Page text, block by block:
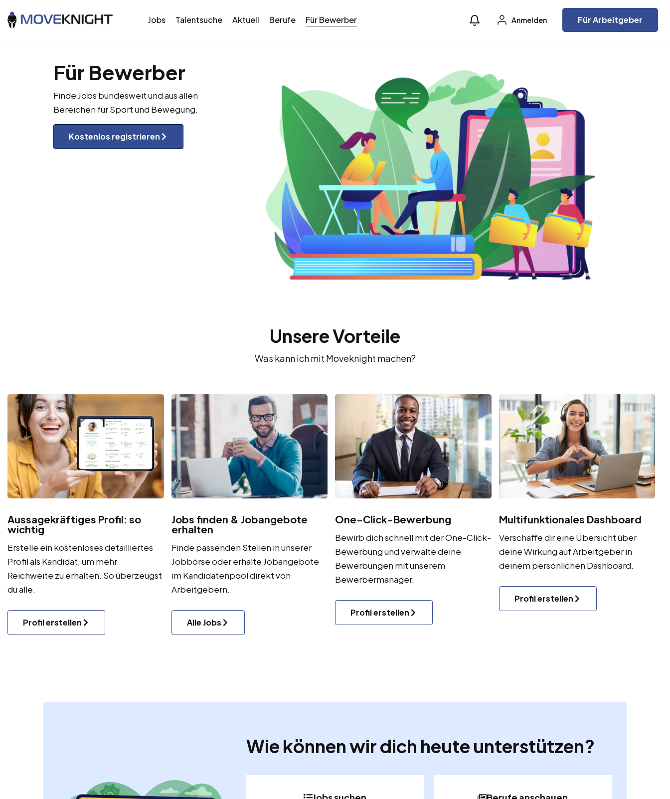
Jobs Talentsuche Aktuell Berufe Für Bewerber Anmelden Für Arbeitgeber
Für Bewerber
Finde Jobs bundesweit und aus allen
Bereichen für Sport und Bewegung.
Kostenlos registrieren
Unsere Vorteile
Was kann ich mit Moveknight machen?
Aussagekräftiges Profil: so
wichtig
Erstelle ein kostenloses detailliertes
Profil als Kandidat, um mehr
Reichweite zu erhalten. So überzeugst
du alle.
Profil erstellen
Jobs finden & Jobangebote
erhalten
Finde passenden Stellen in unserer
Jobbörse oder erhalte Jobangebote
im Kandidatenpool direkt von
Arbeitgebern.
Alle Jobs
One-Click-Bewerbung
Bewirb dich schnell mit der One-Click-
Bewerbung und verwalte deine
Bewerbungen mit unserem
Bewerbermanager.
Profil erstellen
Multifunktionales Dashboard
Verschaffe dir eine Übersicht über
deine Wirkung auf Arbeitgeber in
deinem persönlichen Dashboard.
Profil erstellen
Wie können wir dich heute unterstützen?